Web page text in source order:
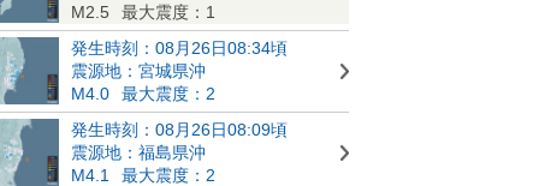
M2.5
最大震度：1
発生時刻：08月26日08:34頃
震源地：宮城県沖
M4.0
最大震度：2
発生時刻：08月26日08:09頃
震源地：福島県沖
M4.1
最大震度：2